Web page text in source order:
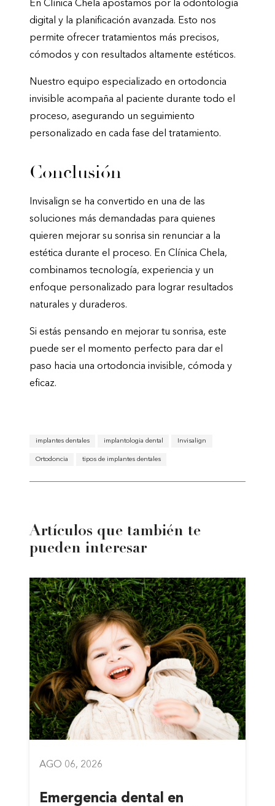
En Clínica Chela apostamos por la odontología
digital y la planificación avanzada. Esto nos
permite ofrecer tratamientos más precisos,
cómodos y con resultados altamente estéticos.
Nuestro equipo especializado en ortodoncia
invisible acompaña al paciente durante todo el
proceso, asegurando un seguimiento
personalizado en cada fase del tratamiento.
Conclusión
Invisalign se ha convertido en una de las
soluciones más demandadas para quienes
quieren mejorar su sonrisa sin renunciar a la
estética durante el proceso. En Clínica Chela,
combinamos tecnología, experiencia y un
enfoque personalizado para lograr resultados
naturales y duraderos.
Si estás pensando en mejorar tu sonrisa, este
puede ser el momento perfecto para dar el
paso hacia una ortodoncia invisible, cómoda y
eficaz.
implantes dentales implantologia dental Invisalign
Ortodoncia tipos de implantes dentales
Artículos que también te
pueden interesar
AGO 06, 2026
Emergencia dental en